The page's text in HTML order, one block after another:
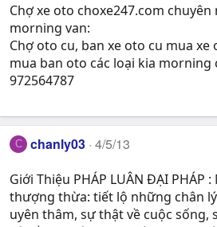
Chợ xe oto choxe247.com
morning van:
Chợ oto cu, ban xe oto cu mua
mua ban oto các loại kia morning
972564787
C chanly03 4/5/13
Giới Thiệu PHÁP LUÂN ĐẠI PHÁP
thượng thừa: tiết lộ những chân
uyên thâm, sự thật về cuộc sống,